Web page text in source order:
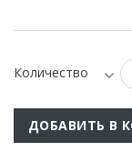
Количество
ДОБАВИТЬ В